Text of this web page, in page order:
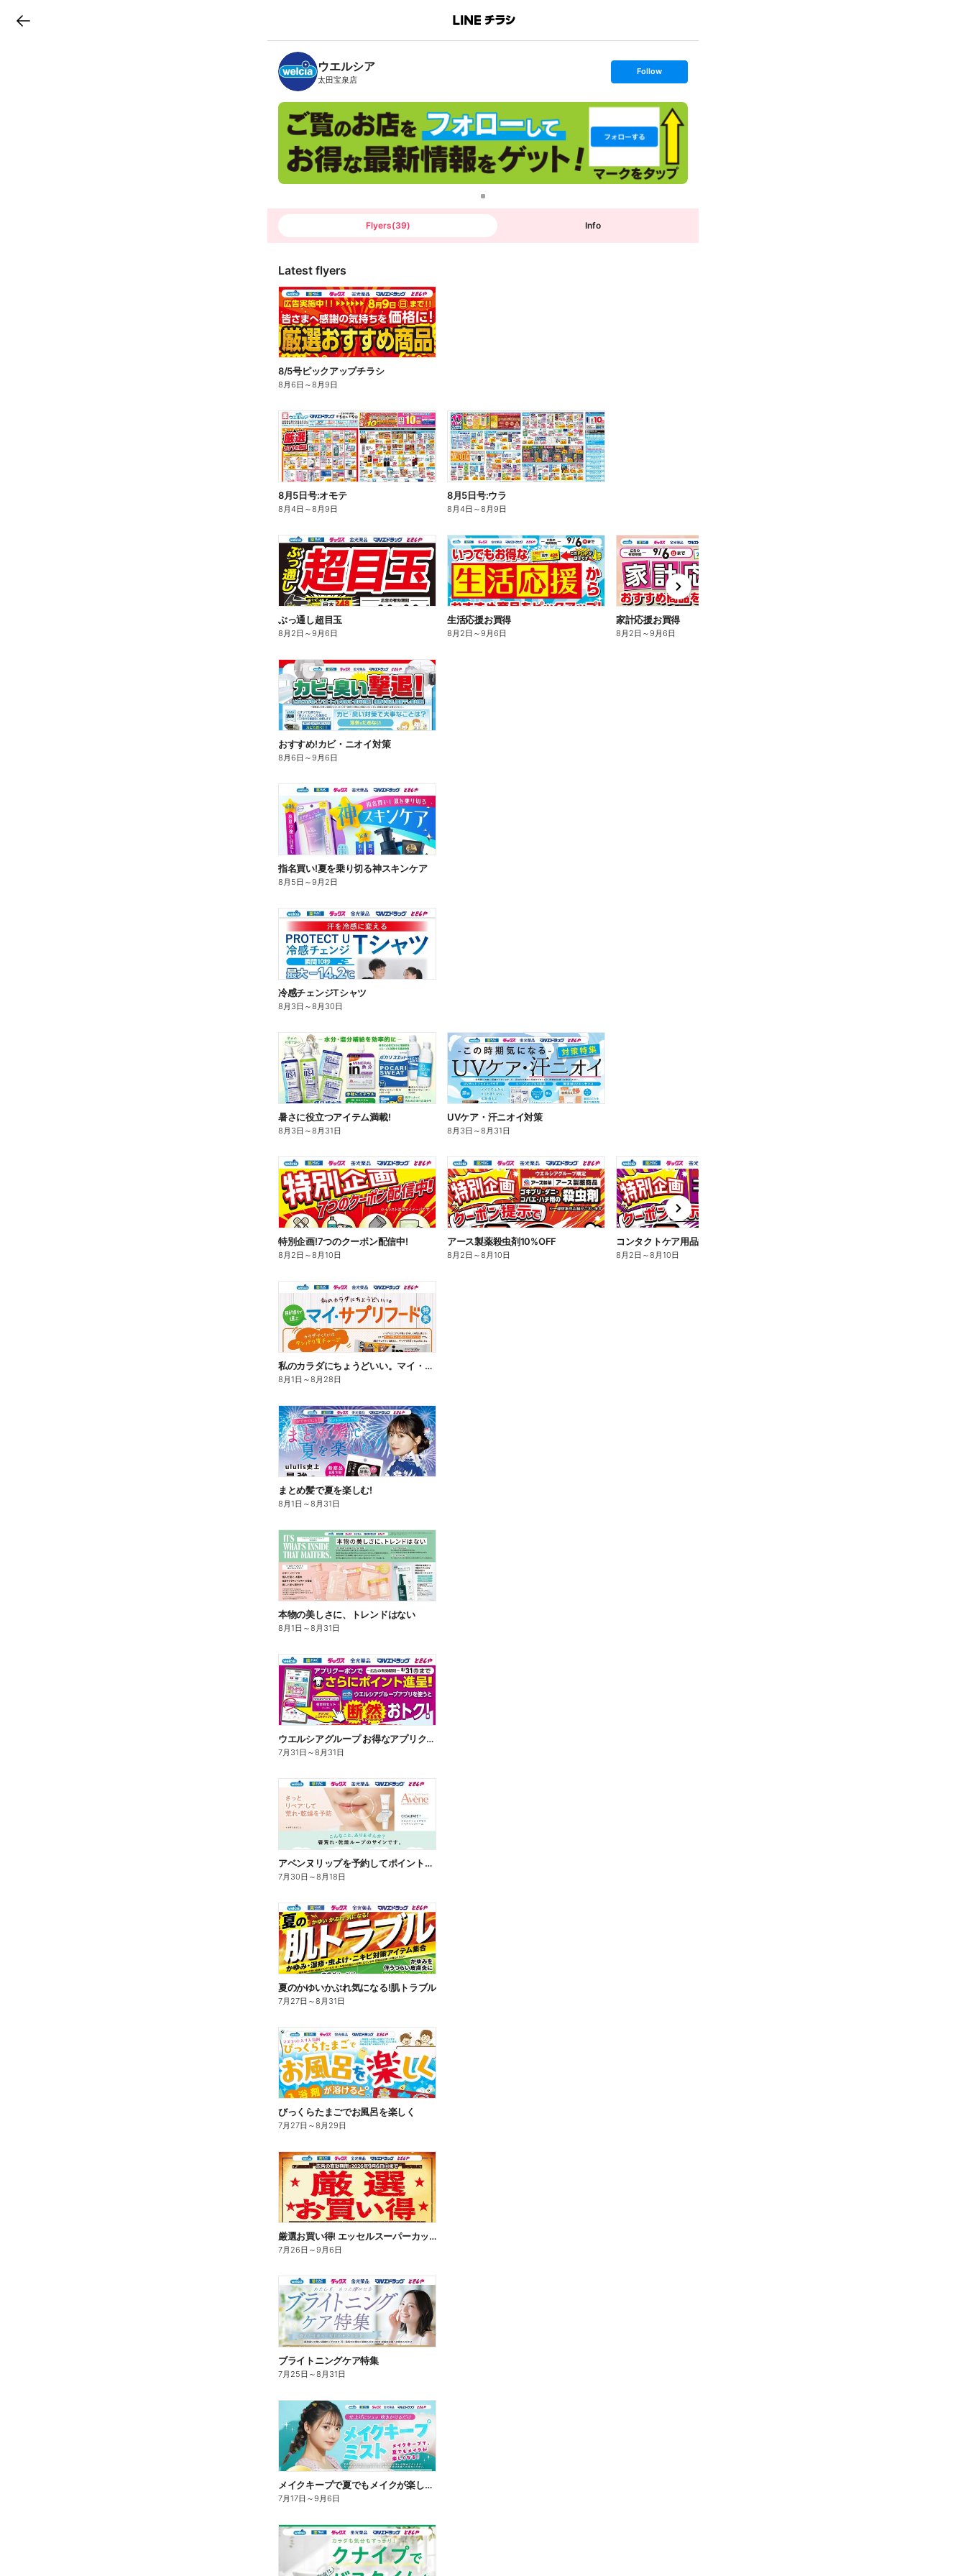
B
n
c
h
T
ウエルシア
太田宝泉店
s
t
o
l
o
w
Follow
Flyers(39) Info
Latest flyers
8/5号ピックアップチラシ
8月6日 ～8月9日
8月5日号:オモテ
8月4日 ～8月9日
8月5日号:ウラ
8月4日 ～8月9日
ぶっ通し超目玉
8月2日 ～9月6日
生活応援お買得
8月2日 ～9月6日
家計応援お買得
8月2日 ～9月6日
n
e
x
t
おすすめ!カビ・ニオイ対策
8月6日 ～9月6日
指名買い!夏を乗り切る神スキンケア
8月5日 ～9月2日
冷感チェンジTシャツ
8月3日 ～8月30日
暑さに役立つアイテム満載!
8月3日 ～8月31日
UVケア・汗ニオイ対策
8月3日 ～8月31日
特別企画!7つのクーポン配信中!
8月2日 ～8月10日
アース製薬殺虫剤10%OFF
8月2日 ～8月10日
コンタクトケア用品10%OFF
8月2日 ～8月10日
n
e
x
t
私のカラダにちょうどいい。マイ・サプリフード
8月1日 ～8月28日
まとめ髪で夏を楽しむ!
8月1日 ～8月31日
本物の美しさに、トレンドはない
8月1日 ～8月31日
ウエルシアグループ お得なアプリクーポン
7月31日 ～8月31日
アベンヌリップを予約してポイントゲット!
7月30日 ～8月18日
夏のかゆいかぶれ気になる!肌トラブル
7月27日 ～8月31日
びっくらたまごでお風呂を楽しく
7月27日 ～8月29日
厳選お買い得! エッセルスーパーカップ
7月26日 ～9月6日
ブライトニングケア特集
7月25日 ～8月31日
メイクキープで夏でもメイクが楽しくなる!
7月17日 ～9月6日